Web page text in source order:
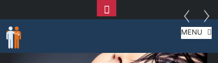
content
MENU
Toggle